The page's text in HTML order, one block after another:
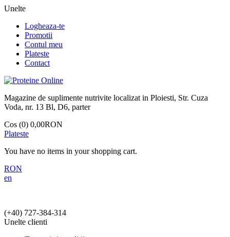
Unelte
Logheaza-te
Promotii
Contul meu
Plateste
Contact
Magazine de suplimente nutrivite localizat in Ploiesti, Str. Cuza
Voda, nr. 13 Bl, D6, parter
Cos (0) 0,00RON
Plateste
You have no items in your shopping cart.
RON
en
(+40) 727-384-314
Unelte clienti